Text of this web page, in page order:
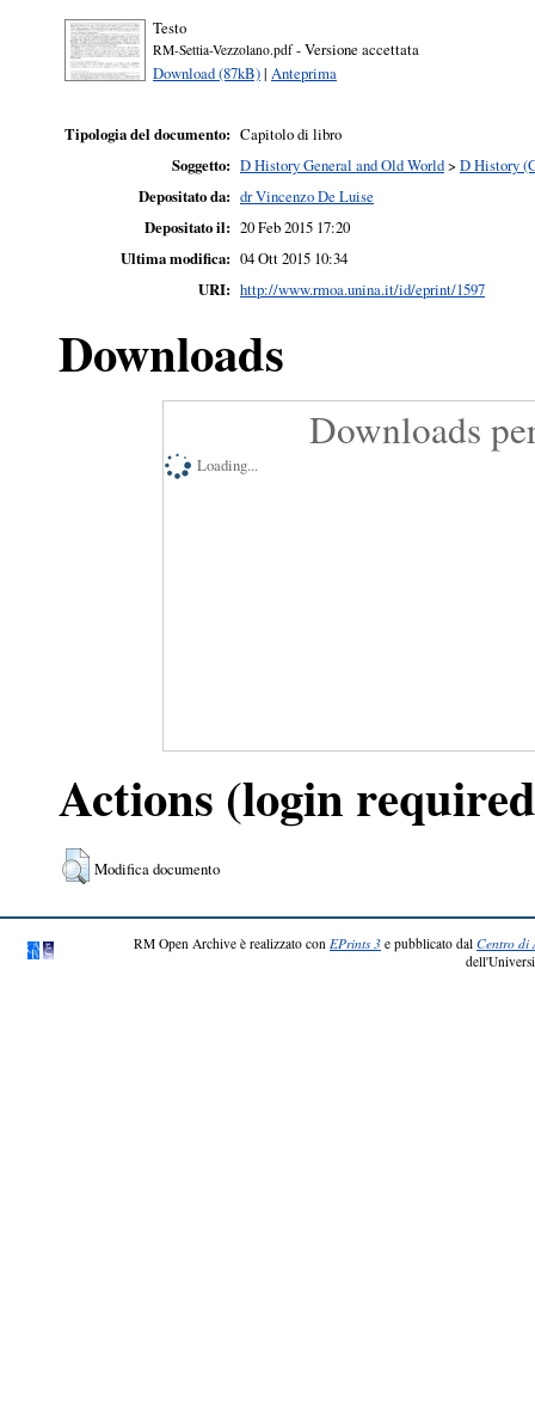
Testo
RM-Settia-Vezzolano.pdf- Versione accettata
Download (87kB)| Anteprima
Tipologia del documento: Capitolo di libro
Soggetto: D History General and Old World> D History
Depositato da: dr Vincenzo De Luise
Depositato il: 20 Feb 2015 17:20
Ultima modifica: 04 Ott 2015 10:34
URI: http://www.rmoa.unina.it/id/eprint/1597
Downloads
Downloads
Loading...
Actions (login
Modifica documento
RM Open Archive è realizzato con EPrints 3 e pubblicato dal Centro di